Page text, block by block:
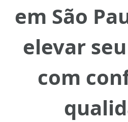
em São
elevar
com